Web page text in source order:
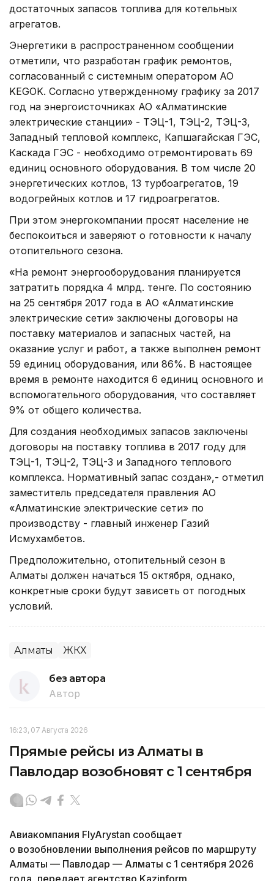
достаточных запасов топлива для котельных
агрегатов.
Энергетики в распространенном сообщении
отметили, что разработан график ремонтов,
согласованный с системным оператором АО
KEGOK. Согласно утвержденному графику за 2017
год на энергоисточниках АО «Алматинские
электрические станции» - ТЭЦ-1, ТЭЦ-2, ТЭЦ-3,
Западный тепловой комплекс, Капшагайская ГЭС,
Каскада ГЭС - необходимо отремонтировать 69
единиц основного оборудования. В том числе 20
энергетических котлов, 13 турбоагрегатов, 19
водогрейных котлов и 17 гидроагрегатов.
При этом энергокомпании просят население не
беспокоиться и заверяют о готовности к началу
отопительного сезона.
«На ремонт энергооборудования планируется
затратить порядка 4 млрд. тенге. По состоянию
на 25 сентября 2017 года в АО «Алматинские
электрические сети» заключены договоры на
поставку материалов и запасных частей, на
оказание услуг и работ, а также выполнен ремонт
59 единиц оборудования, или 86%. В настоящее
время в ремонте находится 6 единиц основного и
вспомогательного оборудования, что составляет
9% от общего количества.
Для создания необходимых запасов заключены
договоры на поставку топлива в 2017 году для
ТЭЦ-1, ТЭЦ-2, ТЭЦ-3 и Западного теплового
комплекса. Нормативный запас создан»,- отметил
заместитель председателя правления АО
«Алматинские электрические сети» по
производству - главный инженер Газий
Исмухамбетов.
Предположительно, отопительный сезон в
Алматы должен начаться 15 октября, однако,
конкретные сроки будут зависеть от погодных
условий.
Алматы ЖКХ
без автора
Автор
16:23, 07 Августа 2026
Прямые рейсы из Алматы в
Павлодар возобновят с 1 сентября
Авиакомпания FlyArystan сообщает
о возобновлении выполнения рейсов по маршруту
Алматы — Павлодар — Алматы с 1 сентября 2026
года, передает агентство Kazinform.